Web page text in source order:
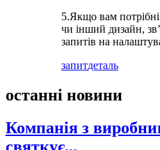
5.Якщо вам
чи інший дизайн,
запитів на
запитдеталь
останні новини
Компанія з